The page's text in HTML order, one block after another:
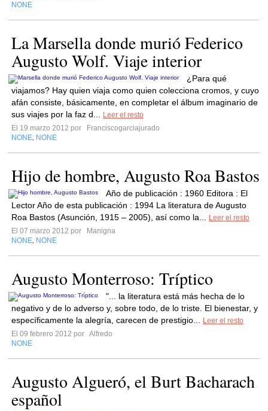
NONE
La Marsella donde murió Federico
Augusto Wolf. Viaje interior
¿Para qué
viajamos? Hay quien viaja como quien colecciona cromos, y cuyo
afán consiste, básicamente, en completar el álbum imaginario de
sus viajes por la faz d...
Leer el resto
El 19 marzo 2012 por
Franciscogarciajurado
NONE NONE
Hijo de hombre, Augusto Roa Bastos
Año de publicación : 1960 Editora : El
Lector Año de esta publicación : 1994 La literatura de Augusto
Roa Bastos (Asunción, 1915 – 2005), así como la...
Leer el resto
El 07 marzo 2012 por
Manigna
NONE NONE
Augusto Monterroso: Tríptico
"... la literatura está más hecha de lo
negativo y de lo adverso y, sobre todo, de lo triste. El bienestar, y
específicamente la alegría, carecen de prestigio...
Leer el resto
El 09 febrero 2012 por Alfredo
NONE
Augusto Algueró, el Burt Bacharach
español